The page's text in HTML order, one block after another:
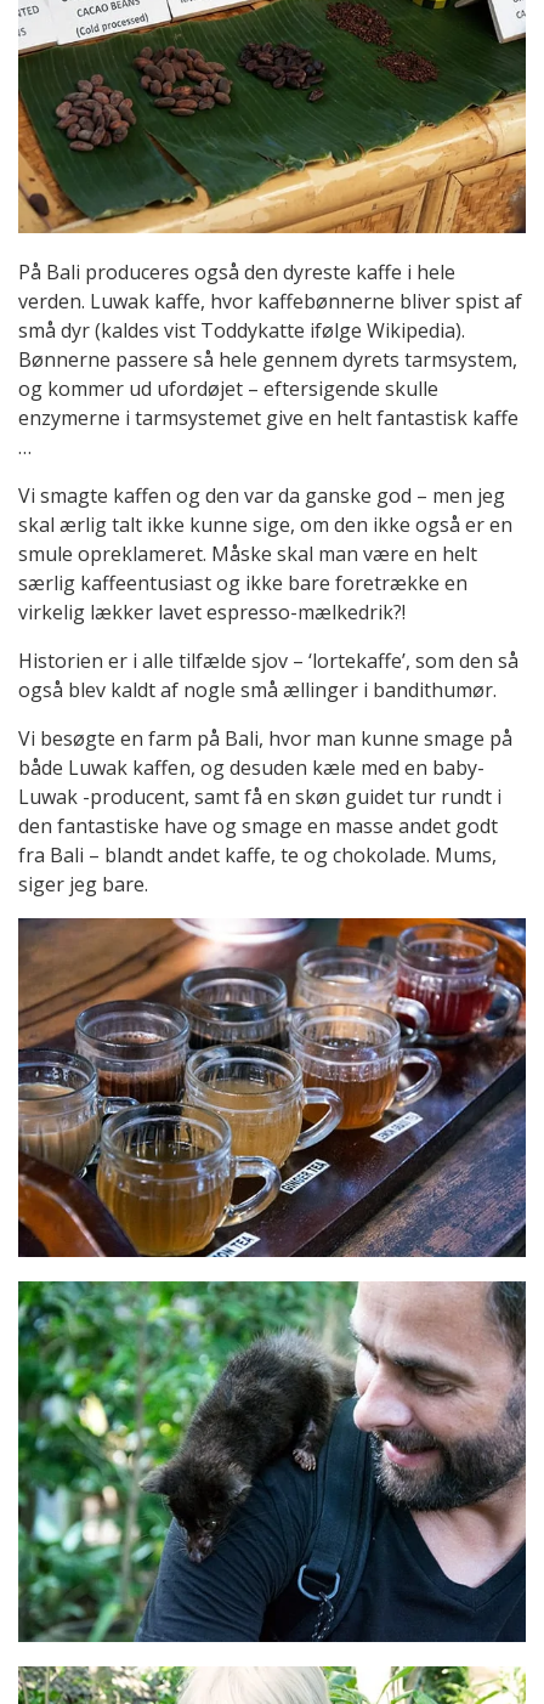
På Bali produceres også den dyreste kaffe i hele
verden. Luwak kaffe, hvor kaffebønnerne bliver spist af
små dyr (kaldes vist Toddykatte ifølge Wikipedia).
Bønnerne passere så hele gennem dyrets tarmsystem,
og kommer ud ufordøjet – eftersigende skulle
enzymerne i tarmsystemet give en helt fantastisk kaffe
…
Vi smagte kaffen og den var da ganske god – men jeg
skal ærlig talt ikke kunne sige, om den ikke også er en
smule opreklameret. Måske skal man være en helt
særlig kaffeentusiast og ikke bare foretrække en
virkelig lækker lavet espresso-mælkedrik?!
Historien er i alle tilfælde sjov – ‘lortekaffe’, som den så
også blev kaldt af nogle små ællinger i bandithumør.
Vi besøgte en farm på Bali, hvor man kunne smage på
både Luwak kaffen, og desuden kæle med en baby-
Luwak -producent, samt få en skøn guidet tur rundt i
den fantastiske have og smage en masse andet godt
fra Bali – blandt andet kaffe, te og chokolade. Mums,
siger jeg bare.